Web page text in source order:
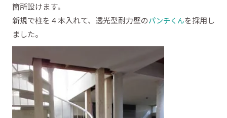
箇所設けます。
新規で柱を４本入れて、透光型耐力壁のパンチくんを採用し
ました。